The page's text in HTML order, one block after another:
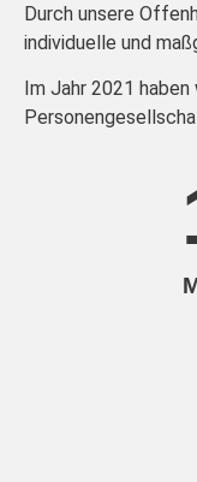
Durch unsere
individuelle und
Im Jahr 2021